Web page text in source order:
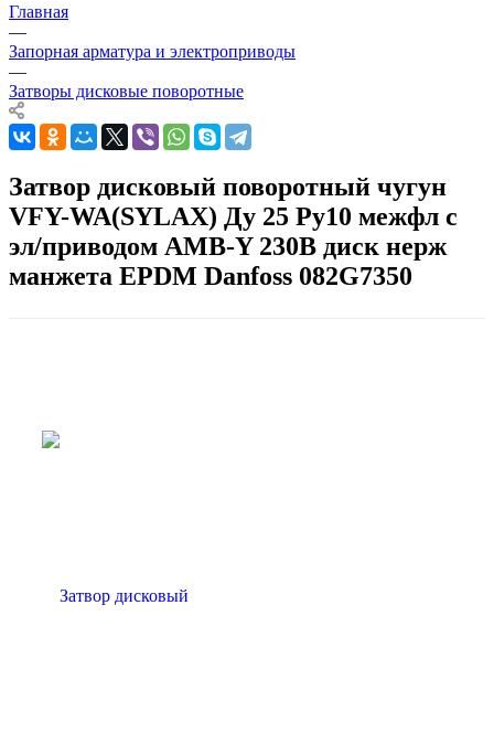
Главная
—
Запорная арматура и электроприводы
—
Затворы дисковые поворотные
Затвор дисковый поворотный чугун
VFY-WA(SYLAX) Ду 25 Ру10 межфл с
эл/приводом AMB-Y 230В диск нерж
манжета EPDM Danfoss 082G7350